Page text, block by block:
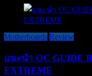
Motherboards Review
แนะนำ OC GUIDE
EXTREME